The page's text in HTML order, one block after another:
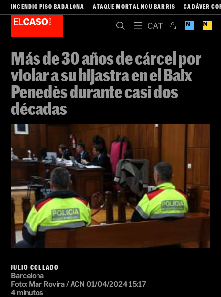
INCENDIO PISO BADALONA ATAQUE MORTAL NOU BARRIS CADÁVER
Más de 30 años de cárcel por
violar a su hijastra en el Baix
Penedès durante casi dos
décadas
JULIO COLLADO
Barcelona
Foto: Mar Rovira / ACN 01/04/2024 15:17
4 minutos